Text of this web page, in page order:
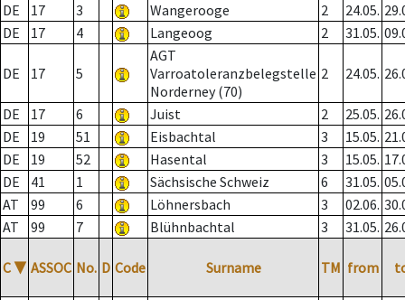
DE
17 3 Wangerooge 2 24.05.
DE
17 4 Langeoog 2 31.05.
DE 17 5
AGT
Varroatoleranzbelegstelle
Norderney (70)
2 24.05.
DE 17 6 Juist 2 25.05.
DE
19 51 Eisbachtal 3 15.05.
DE
19 52 Hasental 3 15.05.
DE
41 1 Sächsische Schweiz 6 31.05.
AT
99 6 Löhnersbach 3 02.06.
AT
99 7 Blühnbachtal 3 31.05.
C ▼ ASSOC No. D Code Surname TM from